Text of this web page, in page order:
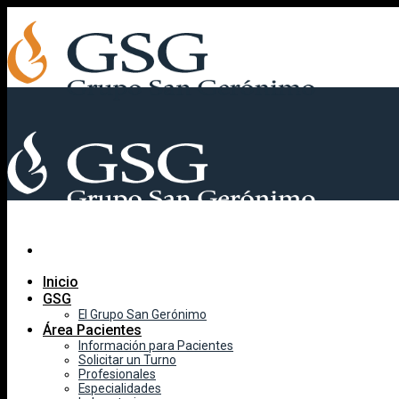
content
Inicio
GSG
El Grupo San Gerónimo
Área Pacientes
Información para Pacientes
Solicitar un Turno
Profesionales
Especialidades